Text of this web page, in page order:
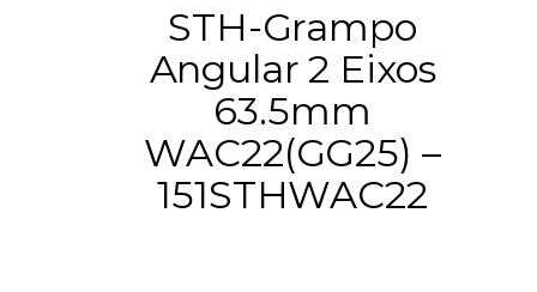
STH-Grampo
Angular 2 Eixos
63.5mm
WAC22(GG25) –
151STHWAC22